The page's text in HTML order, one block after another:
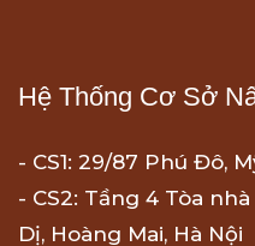
Hệ Thống Cơ Sở
- CS1: 29/87 Phú Đô,
- CS2: Tầng 4 Tòa
Dị, Hoàng Mai, Hà Nội